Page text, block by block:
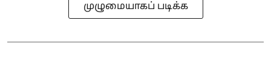
முழுமையாகப் படிக்க